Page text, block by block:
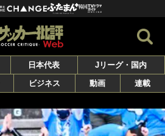
日本代表
Jリーグ・国内
ビジネス 動画 連載